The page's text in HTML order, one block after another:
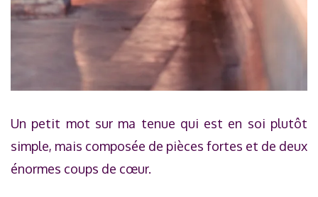
Un petit mot sur ma tenue qui est en soi plutôt
simple, mais composée de pièces fortes et de deux
énormes coups de cœur.